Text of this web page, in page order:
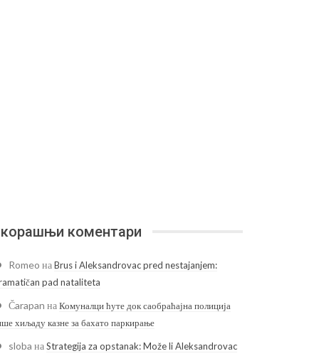
коментари
Romeo наBrus i Aleksandrovac pred nestajanjem:
pad nataliteta
Čarapan наКомуналци ћуте док саобраћајна полиција
хиљаду казне за бахато паркирање
sloba наStrategija za opstanak: Može li Aleksandrovac